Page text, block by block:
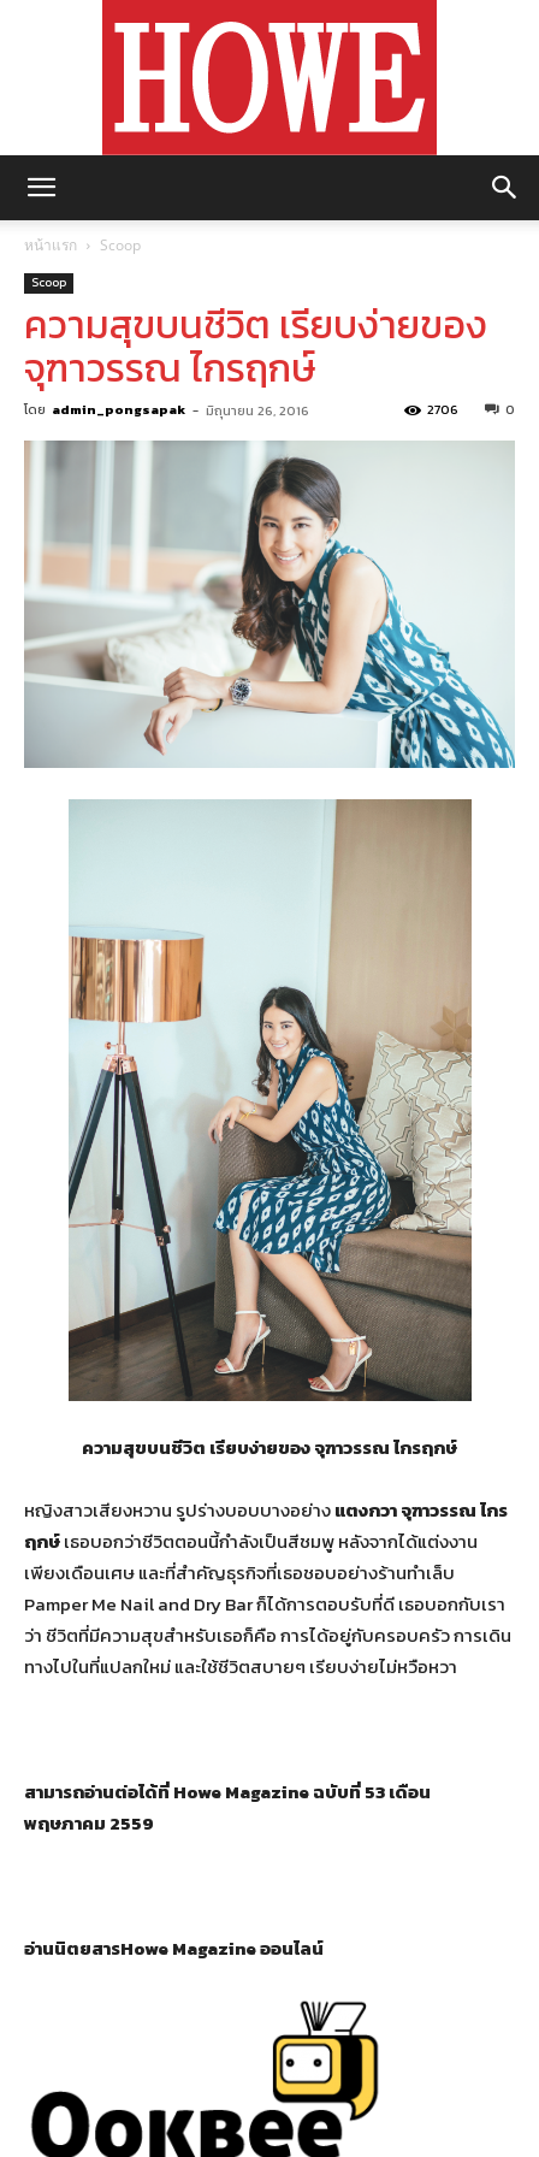
หน้าแรก Scoop
Scoop
ความสุขบนชีวิต เรียบง่ายของ
จุฑาวรรณ ไกรฤกษ์
โดย admin_pongsapak - มิถุนายน 26, 2016 0
2706
ความสุขบนชีวิต เรียบง่ายของ จุฑาวรรณ ไกรฤกษ์
หญิงสาวเสียงหวาน รูปร่างบอบบางอย่างแตงกวา จุฑาวรรณ ไกร
ฤกษ์เธอบอกว่าชีวิตตอนนี้กำลังเป็นสีชมพู หลังจากได้แต่งงาน
เพียงเดือนเศษ และที่สำคัญธุรกิจที่เธอชอบอย่างร้านทำเล็บ
Pamper Me Nail and Dry Bar ก็ได้การตอบรับที่ดี เธอบอกกับเรา
ว่า ชีวิตที่มีความสุขสำหรับเธอก็คือ การได้อยู่กับครอบครัว การเดิน
ทางไปในที่แปลกใหม่ และใช้ชีวิตสบายๆ เรียบง่ายไม่หวือหวา
สามารถอ่านต่อได้ที่ Howe Magazine ฉบับที่ 53 เดือน
พฤษภาคม 2559
อ่านนิตยสารHowe Magazine ออนไลน์